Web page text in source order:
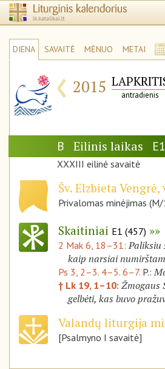
DIENA SAVAITĖ MĖNUO METAI
‹ 2015 antradienis
B Eilinis laikas E1
XXXIII eilinė savaitė
Šv. Elzbieta
Privalomas minėjimas (M/
Skaitiniai E1 (457)
2 Mak 6, 18–31:Paliksiu
kaip narsiai
Ps 3, 2–3. 4–5. 6–7. P.:
† Lk 19, 1–10: Žmogaus
gelbėti, kas buvo
Valandų liturgija
[Psalmyno I savaitė]